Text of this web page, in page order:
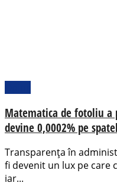
Matematica de fotoliu a
devine 0,0002% pe
Transparența în
fi devenit un lux pe care
iar...